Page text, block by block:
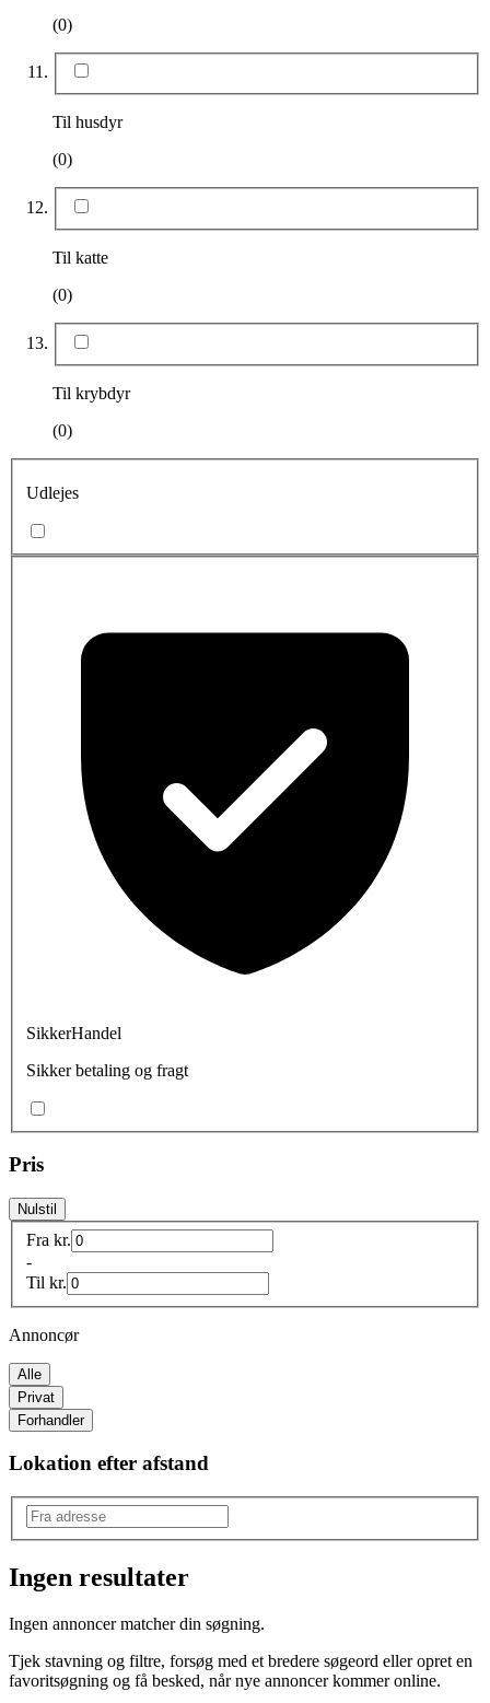
(0)
Til husdyr
(0)
Til katte
(0)
Til krybdyr
(0)
Udlejes
SikkerHandel
Sikker betaling og fragt
Pris
Nulstil
Fra kr.
-
Til kr.
Annoncør
Alle
Privat
Forhandler
Lokation efter afstand
Til heste
Type :
Opstaldning
Ingen resultater
Ingen annoncer matcher din søgning.
Tjek stavning og filtre, forsøg med et bredere søgeord eller opret en
favoritsøgning og få besked, når nye annoncer kommer online.